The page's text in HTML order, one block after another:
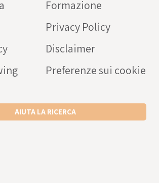
Formazione
Privacy Policy
Disclaimer
Preferenze sui cookie
AIUTA LA RICERCA
Intercheck web:
rivolta a medici e operatori
prescrizione dei farmaci
nell’anziano.
SCARICA L’APP IPHONE